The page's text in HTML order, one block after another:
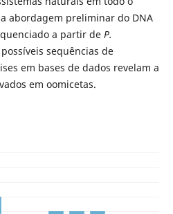
abordagem preliminar do DNA
a partir de P.
sequências de
em bases de dados revelam a
em oomicetas.